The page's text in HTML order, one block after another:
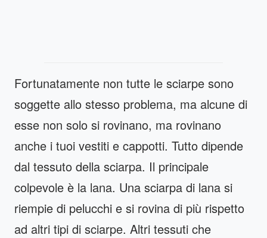
Fortunatamente non tutte le sciarpe sono
soggette allo stesso problema, ma alcune di
esse non solo si rovinano, ma rovinano
anche i tuoi vestiti e cappotti. Tutto dipende
dal tessuto della sciarpa. Il principale
colpevole è la lana. Una sciarpa di lana si
riempie di pelucchi e si rovina di più rispetto
ad altri tipi di sciarpe. Altri tessuti che